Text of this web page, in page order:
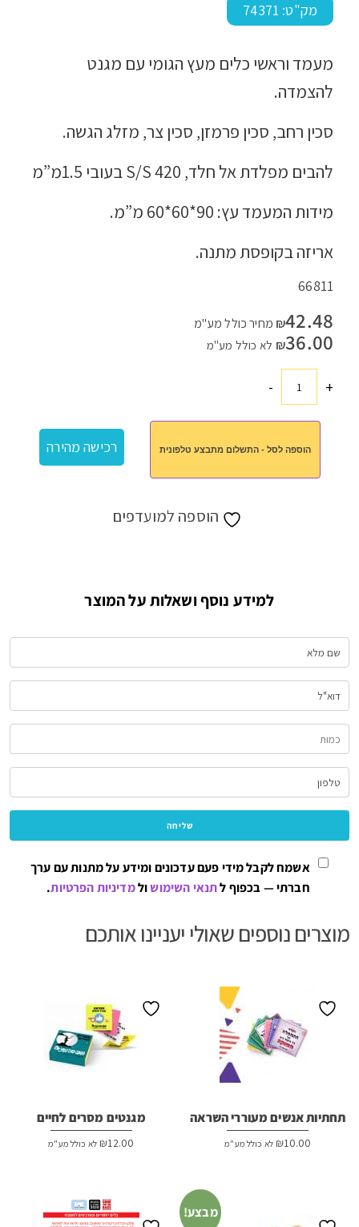
מק"ט: 74371
מעמד וראשי כלים מעץ הגומי עם מגנט
להצמדה.
סכין רחב, סכין פרמזן, סכין צר, מזלג הגשה.
להבים מפלדת אל חלד, S/S 420בעובי 1.5מ”מ
מידות המעמד עץ: 60*60*90 מ”מ.
אריזה בקופסת מתנה.
66811
₪42.48
מחיר כולל מע"מ
₪36.00 לא כולל מע"מ
+כמות
עם
-
הוספה לסל - התשלום מתבצע טלפונית רכישה מהירה
הוספה למועדפים
למידע נוסף ושאלות על המוצר
אשמח לקבל מידי פעם עדכונים ומידע על מתנות עם ערך
חברתי — בכפוף לתנאי השימושולמדיניות הפרטיות.
מוצרים נוספים שאולי יעניינו אותכם
תחתיות אנשים מעוררי השראה
₪10.00 לא כולל מע"מ
מגנטים מסרים לחיים
₪12.00 לא כולל מע"מ
מבצע!